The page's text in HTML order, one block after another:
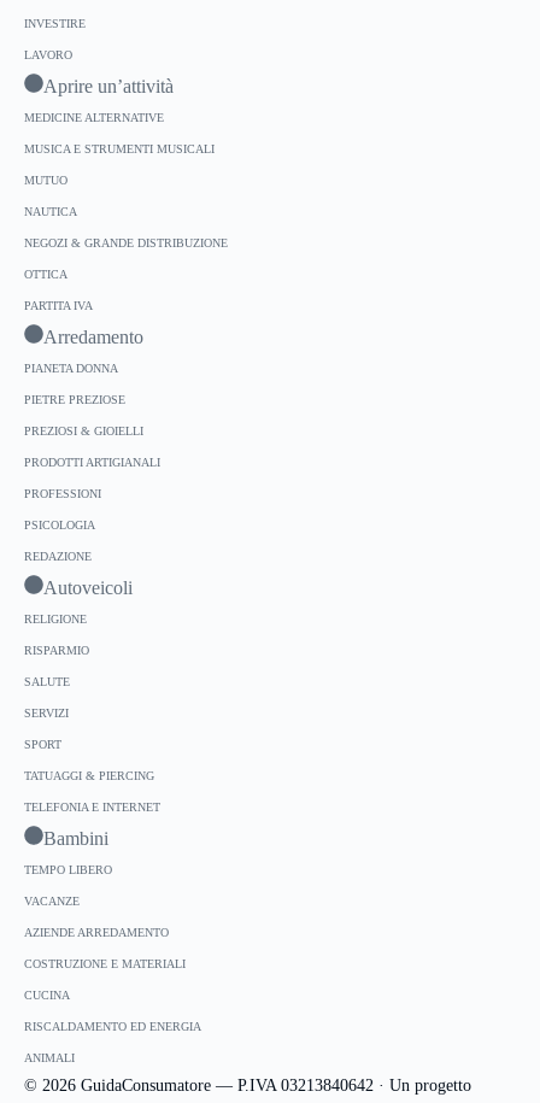
INVESTIRE
LAVORO
Aprire un’attività
MEDICINE ALTERNATIVE
MUSICA E STRUMENTI MUSICALI
MUTUO
NAUTICA
NEGOZI & GRANDE DISTRIBUZIONE
OTTICA
PARTITA IVA
Arredamento
PIANETA DONNA
PIETRE PREZIOSE
PREZIOSI & GIOIELLI
PRODOTTI ARTIGIANALI
PROFESSIONI
PSICOLOGIA
REDAZIONE
Autoveicoli
RELIGIONE
RISPARMIO
SALUTE
SERVIZI
SPORT
TATUAGGI & PIERCING
TELEFONIA E INTERNET
Bambini
TEMPO LIBERO
VACANZE
AZIENDE ARREDAMENTO
COSTRUZIONE E MATERIALI
CUCINA
RISCALDAMENTO ED ENERGIA
ANIMALI
© 2026 GuidaConsumatore — P.IVA 03213840642 · Un progetto